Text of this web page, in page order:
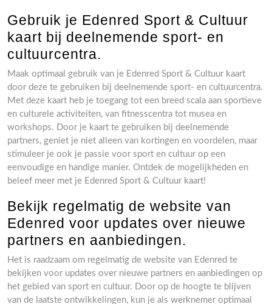
Gebruik je Edenred Sport & Cultuur
kaart bij deelnemende sport- en
cultuurcentra.
Maak optimaal gebruik van je Edenred Sport & Cultuur kaart
door deze te gebruiken bij deelnemende sport- en cultuurcentra.
Met deze kaart heb je toegang tot een breed scala aan sportieve
en culturele activiteiten, van fitnesscentra tot musea en
workshops. Door je kaart te gebruiken bij deelnemende
partners, geniet je niet alleen van kortingen en voordelen, maar
stimuleer je ook je passie voor sport en cultuur op een
eenvoudige en handige manier. Ontdek de mogelijkheden en
beleef meer met je Edenred Sport & Cultuur kaart!
Bekijk regelmatig de website van
Edenred voor updates over nieuwe
partners en aanbiedingen.
Het is raadzaam om regelmatig de website van Edenred te
bekijken voor updates over nieuwe partners en aanbiedingen op
het gebied van sport en cultuur. Door op de hoogte te blijven
van de laatste ontwikkelingen, kun je als werknemer optimaal